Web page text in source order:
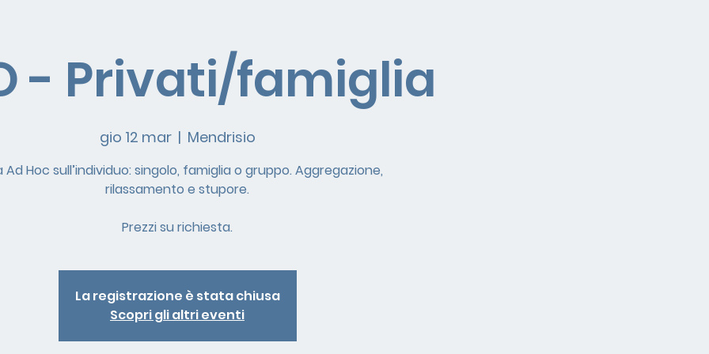
- Privati/famiglia
gio 12 mar
  |
Mendrisio
Ad Hoc sull’individuo: singolo, famiglia o gruppo. Aggregazione,
rilassamento e stupore.
Prezzi su richiesta.
La registrazione è stata chiusa
Scopri gli altri eventi